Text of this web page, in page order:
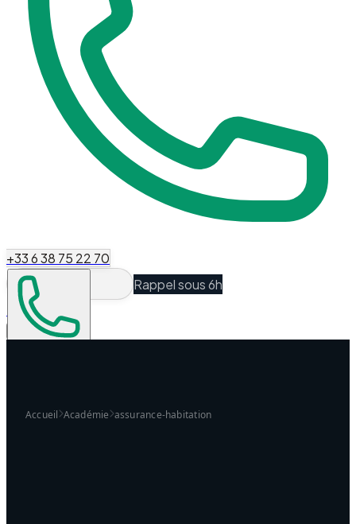
+33 6 38 75 22 70
Rappel sous 6h
Espace Client
Accueil Académie assurance-habitation